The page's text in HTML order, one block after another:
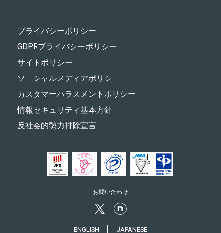
プライバシーポリシー
GDPRプライバシーポリシー
サイトポリシー
ソーシャルメディアポリシー
カスタマーハラスメントポリシー
情報セキュリティ基本方針
反社会的勢力排除宣言
ENGLISH JAPANESE
お問い合わせ